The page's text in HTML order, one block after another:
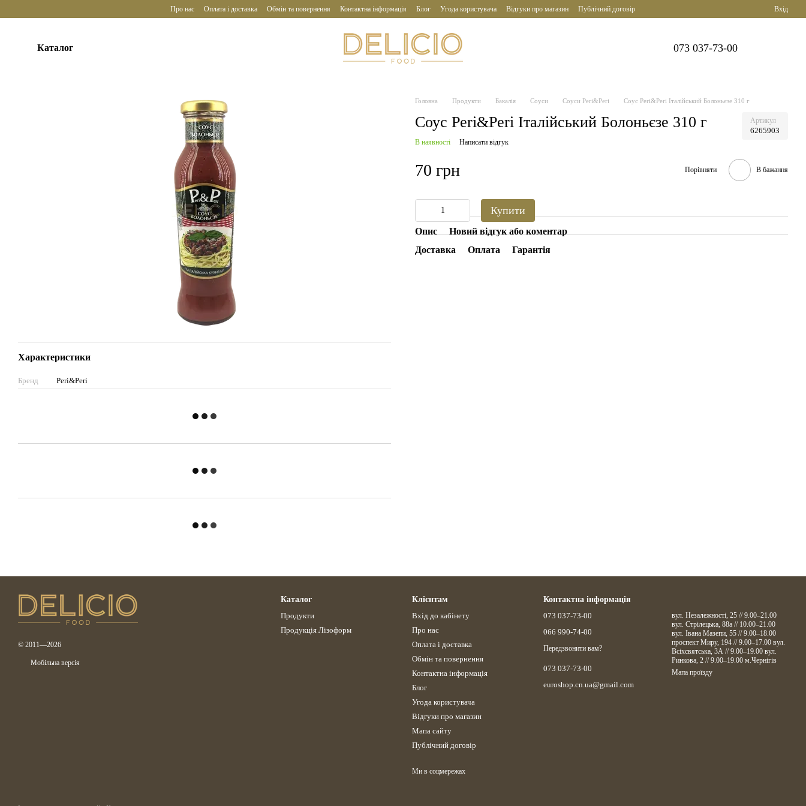
Про нас Оплата і доставка Обмін та повернення Контактна інформація Блог Угода користувача Відгуки про магазин Публічний договір Вхід
Каталог 073 037-73-00
Характеристики
Бренд Peri&Peri
Головна Продукти Бакалія Соуси Соуси Peri&Peri Соус Peri&Peri Італійський Болоньєзе 310 г
Соус Peri&Peri Італійський Болоньєзе 310 г Артикул
6265903
В наявності Написати відгук
70 грн Порівняти В бажання
Купити
Опис
Новий відгук або коментар
Доставка
Оплата Гарантія
© 2011—2026
Мобільна версія
Каталог
Продукти
Продукція Лізоформ
Клієнтам
Вхід до кабінету
Про нас
Оплата і доставка
Обмін та повернення
Контактна інформація
Блог
Угода користувача
Відгуки про магазин
Мапа сайту
Публічний договір
Ми в соцмережах
Контактна інформація
073 037-73-00
066 990-74-00
Передзвонити вам?
073 037-73-00
euroshop.cn.ua@gmail.com
вул. Незалежності, 25 // 9.00–21.00
вул. Стрілецька, 88а // 10.00–21.00
вул. Івана Мазепи, 55 // 9.00–18.00
проспект Миру, 194 // 9.00–17.00 вул.
Всіхсвятська, 3А // 9.00–19.00 вул.
Ринкова, 2 // 9.00–19.00 м.Чернігів
Мапа проїзду